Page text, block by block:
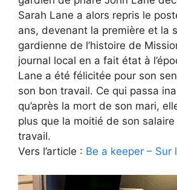
Sarah Lane a alors repris le
ans, devenant la première et la
gardienne de l’histoire de
journal local en a fait état à
Lane a été félicitée pour son
son bon travail. Ce qui passa
qu’après la mort de son mari,
plus que la moitié de son
travail.
Vers l’article : Be a keeper – Sur